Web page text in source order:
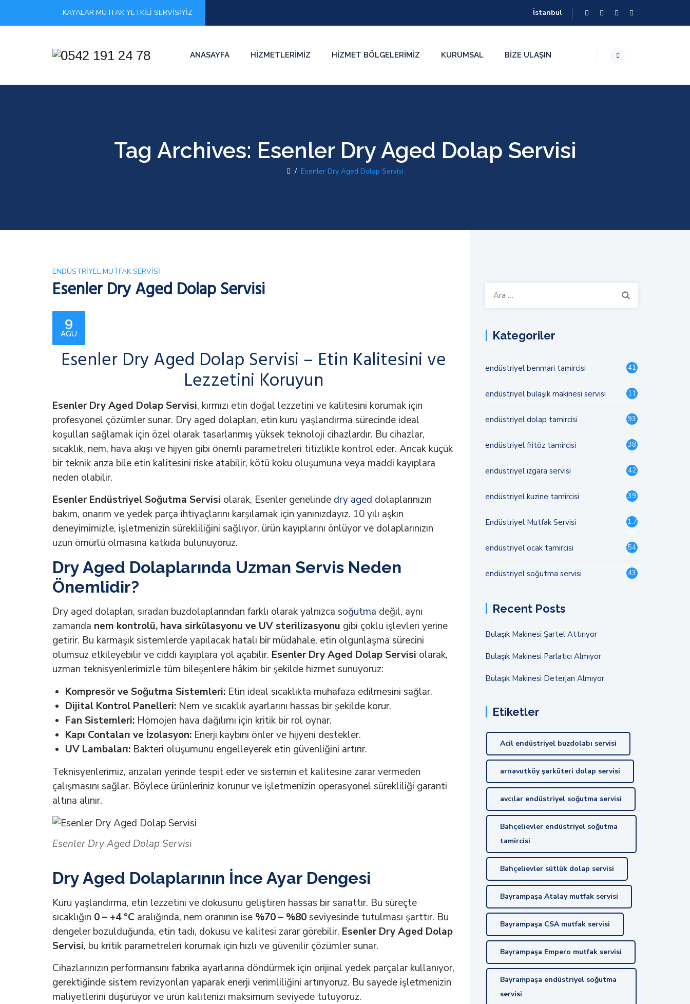
KAYALAR MUTFAK YETKİLİ SERVİSİYİZ İstanbul
ANASAYFA HIZMETLERIMIZ HIZMET BÖLGELERIMIZ KURUMSAL BIZE ULAŞIN
Tag Archives: Esenler Dry Aged Dolap Servisi
/ Esenler Dry Aged Dolap Servisi
ENDÜSTRIYEL MUTFAK SERVISI
Esenler Dry Aged Dolap Servisi
9
AĞU
Esenler Dry Aged Dolap Servisi – Etin Kalitesini ve
Lezzetini Koruyun
Esenler Dry Aged Dolap Servisi, kırmızı etin doğal lezzetini ve kalitesini korumak için
profesyonel çözümler sunar. Dry aged dolapları, etin kuru yaşlandırma sürecinde ideal
koşulları sağlamak için özel olarak tasarlanmış yüksek teknoloji cihazlardır. Bu cihazlar,
sıcaklık, nem, hava akışı ve hijyen gibi önemli parametreleri titizlikle kontrol eder. Ancak küçük
bir teknik arıza bile etin kalitesini riske atabilir, kötü koku oluşumuna veya maddi kayıplara
neden olabilir.
Esenler Endüstriyel Soğutma Servisi olarak, Esenler genelinde dry aged dolaplarınızın
bakım, onarım ve yedek parça ihtiyaçlarını karşılamak için yanınızdayız. 10 yılı aşkın
deneyimimizle, işletmenizin sürekliliğini sağlıyor, ürün kayıplarını önlüyor ve dolaplarınızın
uzun ömürlü olmasına katkıda bulunuyoruz.
Dry Aged Dolaplarında Uzman Servis Neden
Önemlidir?
Dry aged dolapları, sıradan buzdolaplarından farklı olarak yalnızca soğutma değil, aynı
zamanda nem kontrolü, hava sirkülasyonu ve UV sterilizasyonu gibi çoklu işlevleri yerine
getirir. Bu karmaşık sistemlerde yapılacak hatalı bir müdahale, etin olgunlaşma sürecini
olumsuz etkileyebilir ve ciddi kayıplara yol açabilir. Esenler Dry Aged Dolap Servisi olarak,
uzman teknisyenlerimizle tüm bileşenlere hâkim bir şekilde hizmet sunuyoruz:
Kompresör ve Soğutma Sistemleri: Etin ideal sıcaklıkta muhafaza edilmesini sağlar.
Dijital Kontrol Panelleri: Nem ve sıcaklık ayarlarını hassas bir şekilde korur.
Fan Sistemleri: Homojen hava dağılımı için kritik bir rol oynar.
Kapı Contaları ve İzolasyon: Enerji kaybını önler ve hijyeni destekler.
UV Lambaları: Bakteri oluşumunu engelleyerek etin güvenliğini artırır.
Teknisyenlerimiz, arızaları yerinde tespit eder ve sistemin et kalitesine zarar vermeden
çalışmasını sağlar. Böylece ürünleriniz korunur ve işletmenizin operasyonel sürekliliği garanti
altına alınır.
Esenler Dry Aged Dolap Servisi
Dry Aged Dolaplarının İnce Ayar Dengesi
Kuru yaşlandırma, etin lezzetini ve dokusunu geliştiren hassas bir sanattır. Bu süreçte
sıcaklığın 0 – +4 °C aralığında, nem oranının ise %70 – %80seviyesinde tutulması şarttır. Bu
dengeler bozulduğunda, etin tadı, dokusu ve kalitesi zarar görebilir. Esenler Dry Aged Dolap
Servisi, bu kritik parametreleri korumak için hızlı ve güvenilir çözümler sunar.
Cihazlarınızın performansını fabrika ayarlarına döndürmek için orijinal yedek parçalar kullanıyor,
gerektiğinde sistem revizyonları yaparak enerji verimliliğini artırıyoruz. Bu sayede işletmenizin
maliyetlerini düşürüyor ve ürün kalitenizi maksimum seviyede tutuyoruz.
Arama:
Kategoriler
endüstriyel benmari tamircisi 41
endüstriyel bulaşık makinesi servisi 11
endüstriyel dolap tamircisi 93
endüstriyel fritöz tamircisi 38
endustriyel ızgara servisi 42
endüstriyel kuzine tamircisi 39
Endüstriyel Mutfak Servisi
1.7
endüstriyel ocak tamircisi 54
endüstriyel soğutma servisi 43
Recent Posts
Bulaşık Makinesi Şartel Attırıyor
Bulaşık Makinesi Parlatıcı Almıyor
Bulaşık Makinesi Deterjan Almıyor
Etiketler
Acil endüstriyel buzdolabı servisi
arnavutköy şarküteri dolap servisi
avcılar endüstriyel soğutma servisi
Bahçelievler endüstriyel soğutma
tamircisi
Bahçelievler sütlük dolap servisi
Bayrampaşa Atalay mutfak servisi
Bayrampaşa CSA mutfak servisi
Bayrampaşa Empero mutfak servisi
Bayrampaşa endüstriyel soğutma
servisi